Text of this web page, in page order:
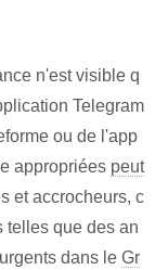
n'est visible q
Telegram
ou de l'app
appropriées peut
et accrocheurs, c
telles que des an
dans le Gr